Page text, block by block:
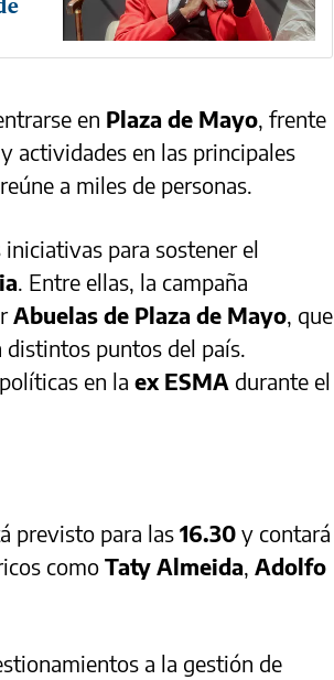
en Plaza de Mayo, frente
actividades en las principales
a miles de personas.
para sostener el
. Entre ellas, la campaña
Abuelas de Plaza de Mayo, que
puntos del país.
en la ex ESMA durante el
previsto para las16.30 y contará
como Taty Almeida, Adolfo
a la gestión de